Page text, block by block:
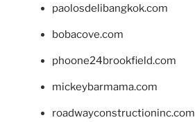
paolosdelibangkok.com
bobacove.com
phoone24brookfield.com
mickeybarmama.com
roadwayconstructioninc.com